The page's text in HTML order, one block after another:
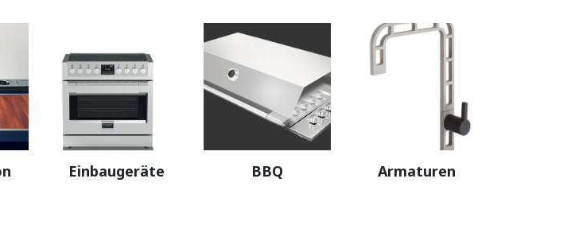
Einbaugeräte BBQ Armaturen